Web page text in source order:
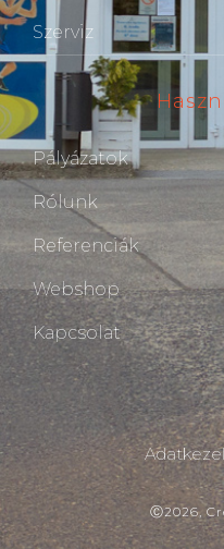
Szerviz
Pályázatok
Rólunk
Referenciák
Webshop
Kapcsolat
Ⓒ2026,